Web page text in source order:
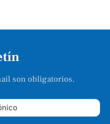
son obligatorios.